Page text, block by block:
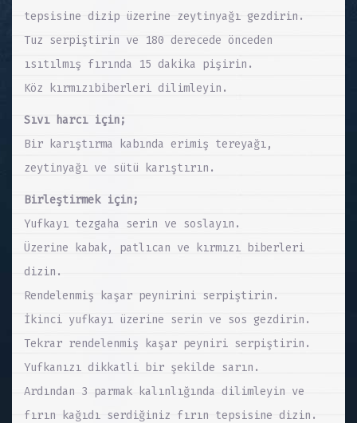
tepsisine dizip üzerine zeytinyağı gezdirin.
Tuz serpiştirin ve 180 derecede önceden
ısıtılmış fırında 15 dakika pişirin.
Köz kırmızıbiberleri dilimleyin.
Sıvı harcı için;
Bir karıştırma kabında erimiş tereyağı,
zeytinyağı ve sütü karıştırın.
Birleştirmek için;
Yufkayı tezgaha serin ve soslayın.
Üzerine kabak, patlıcan ve kırmızı biberleri
dizin.
Rendelenmiş kaşar peynirini serpiştirin.
İkinci yufkayı üzerine serin ve sos gezdirin.
Tekrar rendelenmiş kaşar peyniri serpiştirin.
Yufkanızı dikkatli bir şekilde sarın.
Ardından 3 parmak kalınlığında dilimleyin ve
fırın kağıdı serdiğiniz fırın tepsisine dizin.